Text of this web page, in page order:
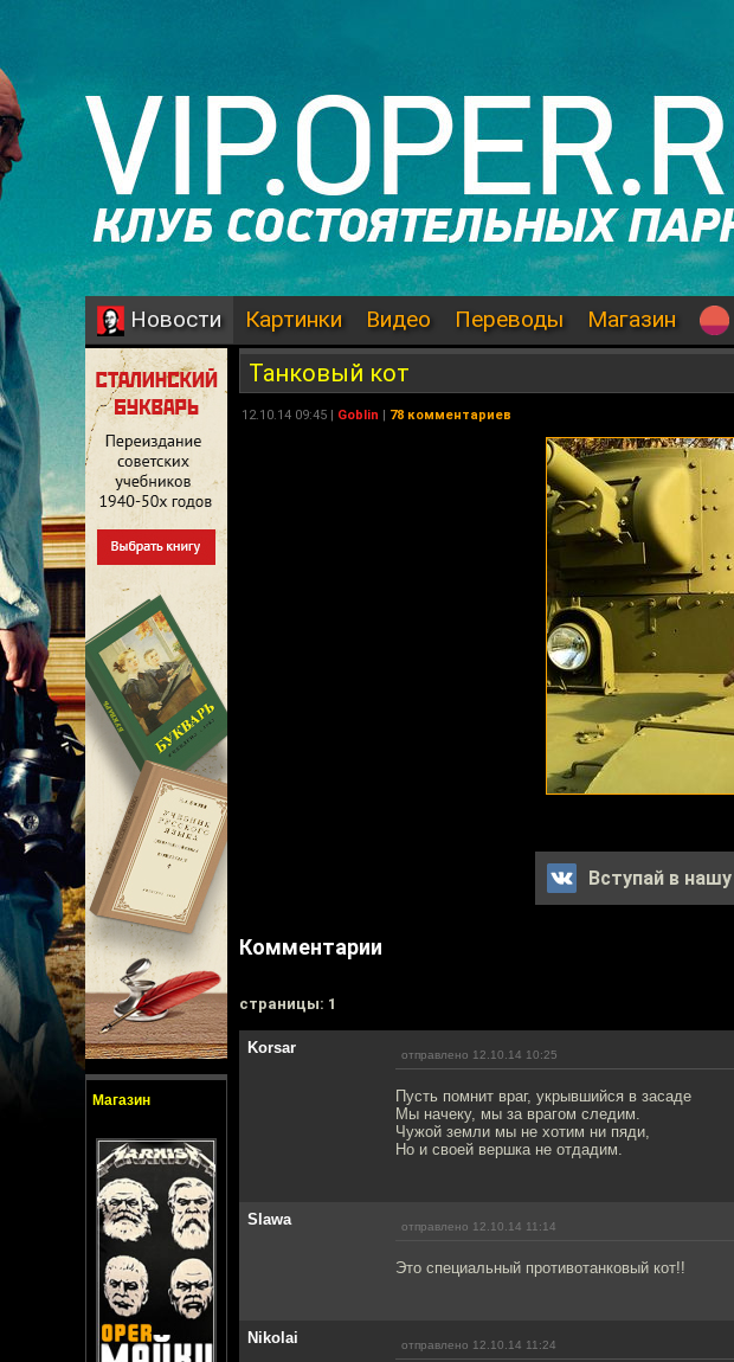
Новости Картинки Видео Переводы Магазин
Магазин
Танковый кот
12.10.14 09:45 | Goblin | 78 комментариев
Вступай в нашу
Комментарии
cтраницы: 1
Korsar отправлено 12.10.14 10:25
Пусть помнит враг, укрывшийся в засаде
Мы начеку, мы за врагом следим.
Чужой земли мы не хотим ни пяди,
Но и своей вершка не отдадим.
Slawa отправлено 12.10.14 11:14
Это специальный противотанковый кот!!
Nikolai отправлено 12.10.14 11:24